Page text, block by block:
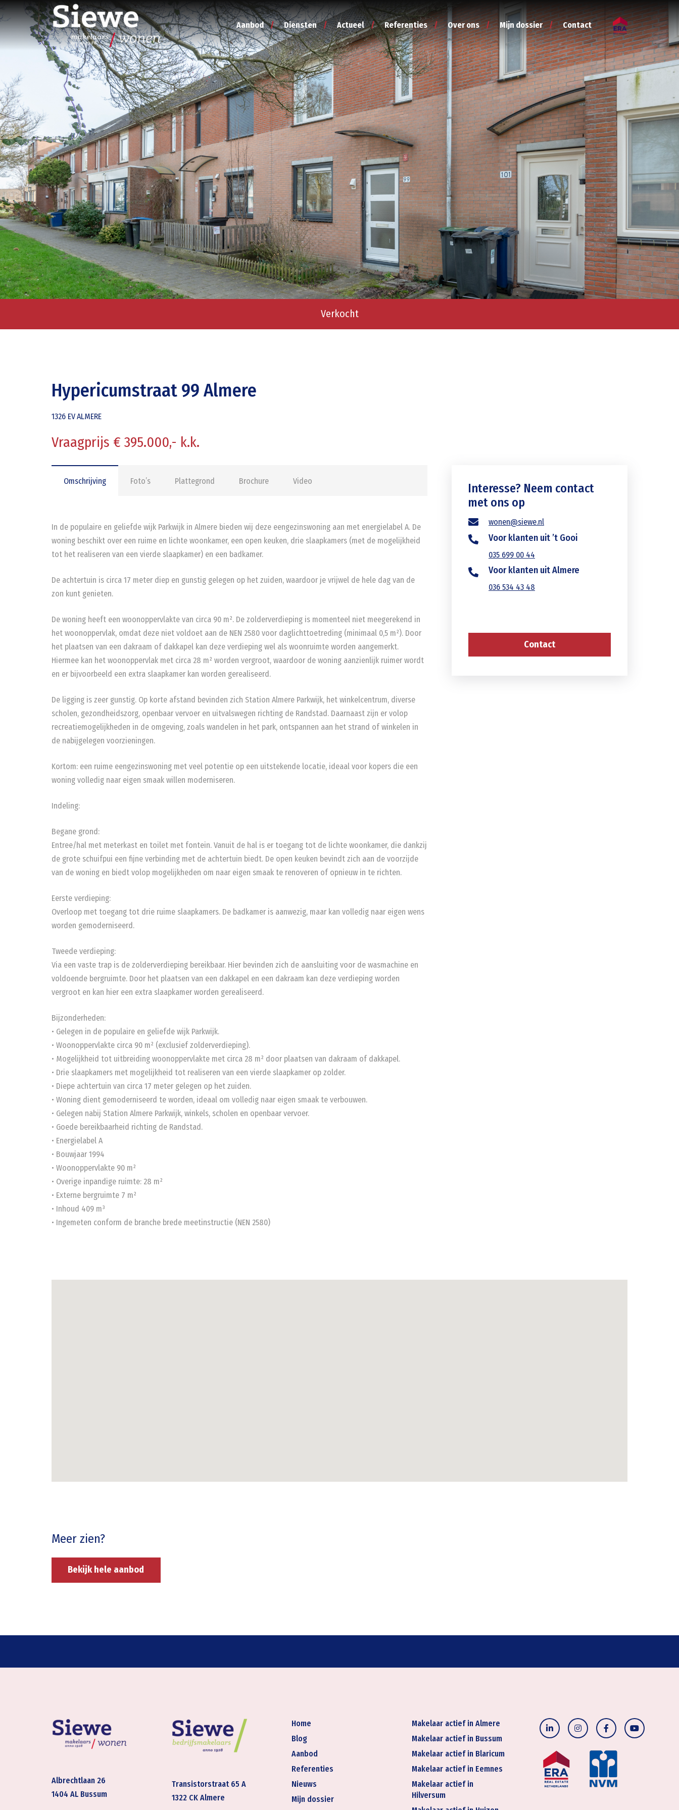
Aanbod Diensten Actueel Referenties Over ons Mijn dossier Contact
Verkocht
Hypericumstraat 99 Almere
1326 EVALMERE
Vraagprijs € 395.000,- k.k.
Omschrijving Foto’s Plattegrond Brochure Video
In de populaire en geliefde wijk Parkwijk in Almere bieden wij deze eengezinswoning aan met energielabel A. De
woning beschikt over een ruime en lichte woonkamer, een open keuken, drie slaapkamers (met de mogelijkheid
tot het realiseren van een vierde slaapkamer) en een badkamer.
De achtertuin is circa 17 meter diep en gunstig gelegen op het zuiden, waardoor je vrijwel de hele dag van de
zon kunt genieten.
De woning heeft een woonoppervlakte van circa 90 m². De zolderverdieping is momenteel niet meegerekend in
het woonoppervlak, omdat deze niet voldoet aan de NEN 2580 voor daglichttoetreding (minimaal 0,5 m²). Door
het plaatsen van een dakraam of dakkapel kan deze verdieping wel als woonruimte worden aangemerkt.
Hiermee kan het woonoppervlak met circa 28 m² worden vergroot, waardoor de woning aanzienlijk ruimer wordt
en er bijvoorbeeld een extra slaapkamer kan worden gerealiseerd.
De ligging is zeer gunstig. Op korte afstand bevinden zich Station Almere Parkwijk, het winkelcentrum, diverse
scholen, gezondheidszorg, openbaar vervoer en uitvalswegen richting de Randstad. Daarnaast zijn er volop
recreatiemogelijkheden in de omgeving, zoals wandelen in het park, ontspannen aan het strand of winkelen in
de nabijgelegen voorzieningen.
Kortom: een ruime eengezinswoning met veel potentie op een uitstekende locatie, ideaal voor kopers die een
woning volledig naar eigen smaak willen moderniseren.
Indeling:
Begane grond:
Entree/hal met meterkast en toilet met fontein. Vanuit de hal is er toegang tot de lichte woonkamer, die dankzij
de grote schuifpui een fijne verbinding met de achtertuin biedt. De open keuken bevindt zich aan de voorzijde
van de woning en biedt volop mogelijkheden om naar eigen smaak te renoveren of opnieuw in te richten.
Eerste verdieping:
Overloop met toegang tot drie ruime slaapkamers. De badkamer is aanwezig, maar kan volledig naar eigen wens
worden gemoderniseerd.
Tweede verdieping:
Via een vaste trap is de zolderverdieping bereikbaar. Hier bevinden zich de aansluiting voor de wasmachine en
voldoende bergruimte. Door het plaatsen van een dakkapel en een dakraam kan deze verdieping worden
vergroot en kan hier een extra slaapkamer worden gerealiseerd.
Bijzonderheden:
• Gelegen in de populaire en geliefde wijk Parkwijk.
• Woonoppervlakte circa 90 m² (exclusief zolderverdieping).
• Mogelijkheid tot uitbreiding woonoppervlakte met circa 28 m² door plaatsen van dakraam of dakkapel.
• Drie slaapkamers met mogelijkheid tot realiseren van een vierde slaapkamer op zolder.
• Diepe achtertuin van circa 17 meter gelegen op het zuiden.
• Woning dient gemoderniseerd te worden, ideaal om volledig naar eigen smaak te verbouwen.
• Gelegen nabij Station Almere Parkwijk, winkels, scholen en openbaar vervoer.
• Goede bereikbaarheid richting de Randstad.
• Energielabel A
• Bouwjaar 1994
• Woonoppervlakte 90 m²
• Overige inpandige ruimte: 28 m²
• Externe bergruimte 7 m²
• Inhoud 409 m³
• Ingemeten conform de branche brede meetinstructie (NEN 2580)
Interesse? Neem contact
met ons op
wonen@siewe.nl
Voor klanten uit ’t Gooi
035 699 00 44
Voor klanten uit Almere
036 534 43 48
Contact
Meer zien?
Bekijk hele aanbod
Albrechtlaan 26
1404 AL Bussum
Transistorstraat 65 A
1322 CK Almere
Home
Blog
Aanbod
Referenties
Nieuws
Mijn dossier
Makelaar actief in Almere
Makelaar actief in Bussum
Makelaar actief in Blaricum
Makelaar actief in Eemnes
Makelaar actief in
Hilversum